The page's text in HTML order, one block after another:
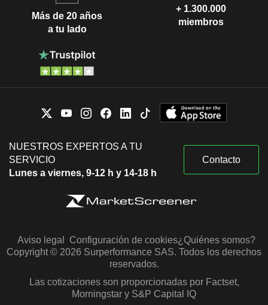
Más de 20 años
a tu lado
+ 1.300.000
miembros
NUESTROS EXPERTOS A TU
SERVICIO
Lunes a viernes, 9-12 h y 14-18 h
Contacto
Aviso legal Configuración de cookies¿Quiénes somos?
Copyright © 2026 Surperformance SAS. Todos los derechos
reservados.
Las cotizaciones son proporcionadas por Factset,
Morningstar y S&P Capital IQ